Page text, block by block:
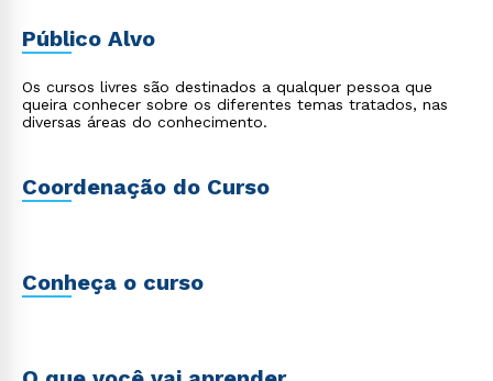
Público Alvo
Os cursos livres são destinados a qualquer pessoa que
queira conhecer sobre os diferentes temas tratados, nas
diversas áreas do conhecimento.
Coordenação do Curso
Conheça o curso